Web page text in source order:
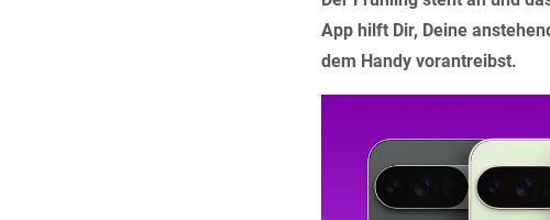
App hilft Dir, Deine
dem Handy vorantreibst.